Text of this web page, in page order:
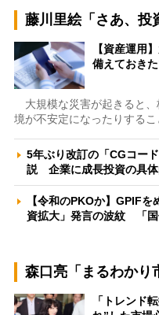
藤川里絵「さあ、投
【資産運用
備えておき
大規模な災害が起きると、
境が不安定になったりする
5年ぶり改訂の「CGコー
説 企業に成長投資の具
【令和のPKOか】GPIF
資拡大」発言の波紋 「
森口亮「まるわかり
「トレンド